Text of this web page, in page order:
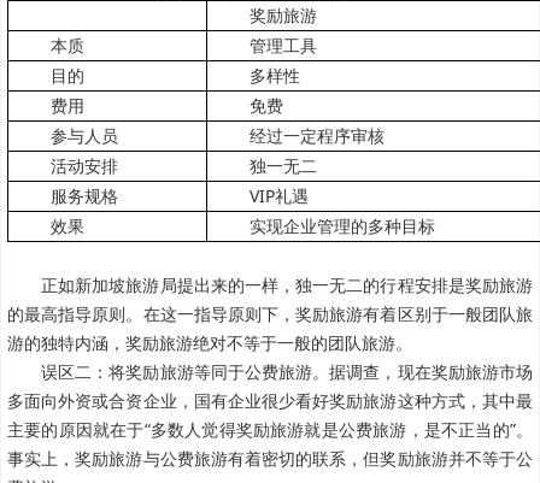
奖励旅游
本质
管理工具
目的
多样性
费用
免费
参与人员
经过一定程序审核
活动安排
独一无二
服务规格
VIP礼遇
效果
实现企业管理的多种目标
正如新加坡旅游局提出来的一样，独一无二的行程安排是奖励旅游
的最高指导原则。在这一指导原则下，奖励旅游有着区别于一般团队旅
游的独特内涵，奖励旅游绝对不等于一般的团队旅游。
误区二：将奖励旅游等同于公费旅游。据调查，现在奖励旅游市场
多面向外资或合资企业，国有企业很少看好奖励旅游这种方式，其中最
主要的原因就在于“多数人觉得奖励旅游就是公费旅游，是不正当的”。
事实上，奖励旅游与公费旅游有着密切的联系，但奖励旅游并不等于公